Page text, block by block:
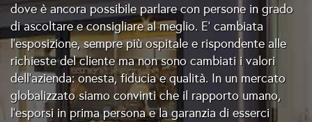
dove è ancora possibile parlare con persone in grado
di ascoltare e consigliare al meglio. E’ cambiata
l’esposizione, sempre più ospitale e rispondente alle
richieste del cliente ma non sono cambiati i valori
dell’azienda: onesta, fiducia e qualità. In un mercato
globalizzato siamo convinti che il rapporto umano,
l’esporsi in prima persona e la garanzia di esserci